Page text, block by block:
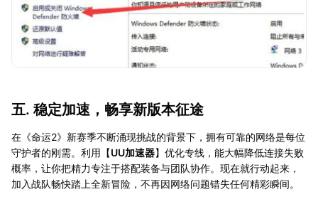
五. 稳定加速，畅享新版本征途
在《命运2》新赛季不断涌现挑战的背景下，拥有可靠的网络是每位
守护者的刚需。利用【UU加速器】优化专线，能大幅降低连接失败
概率，让你把精力专注于搭配装备与团队协作。现在就行动起来，
加入战队畅快踏上全新冒险，不再因网络问题错失任何精彩瞬间。